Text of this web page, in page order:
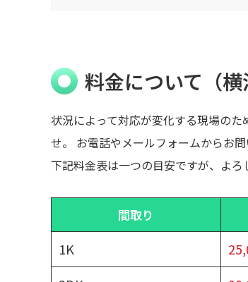
料金について（横
状況によって対応が変化する現場の
せ。 お電話やメールフォームからお
下記料金表は一つの目安ですが、よろ
間取り
1K